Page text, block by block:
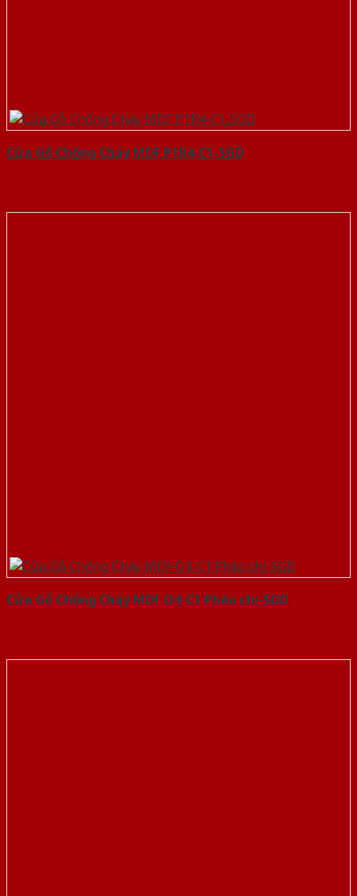
Cửa Gỗ Chống Cháy MDF P1R4-C1-SGD
Cửa Gỗ Chống Cháy MDF O4-C1 Phào chi-SGD